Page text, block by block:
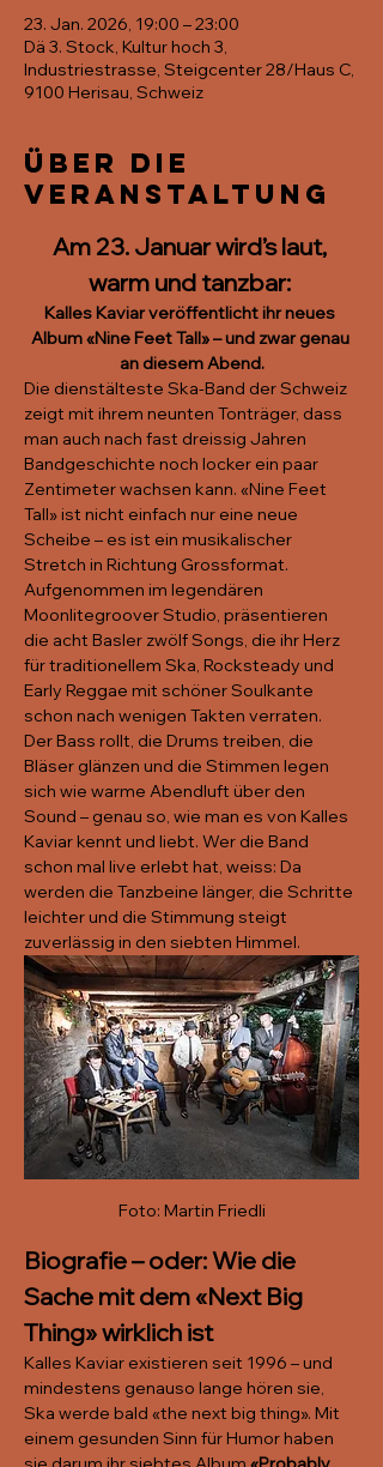
23. Jan. 2026, 19:00 – 23:00
Dä 3. Stock, Kultur hoch 3,
Industriestrasse, Steigcenter 28/Haus C,
9100 Herisau, Schweiz
Über die
Veranstaltung
Am 23. Januar wird’s laut,
warm und tanzbar:
Kalles Kaviar veröffentlicht ihr neues
Album «Nine Feet Tall» – und zwar genau
an diesem Abend.
Die dienstälteste Ska-Band der Schweiz
zeigt mit ihrem neunten Tonträger, dass
man auch nach fast dreissig Jahren
Bandgeschichte noch locker ein paar
Zentimeter wachsen kann. «Nine Feet
Tall» ist nicht einfach nur eine neue
Scheibe – es ist ein musikalischer
Stretch in Richtung Grossformat.
Aufgenommen im legendären
Moonlitegroover Studio, präsentieren
die acht Basler zwölf Songs, die ihr Herz
für traditionellem Ska, Rocksteady und
Early Reggae mit schöner Soulkante
schon nach wenigen Takten verraten.
Der Bass rollt, die Drums treiben, die
Bläser glänzen und die Stimmen legen
sich wie warme Abendluft über den
Sound – genau so, wie man es von Kalles
Kaviar kennt und liebt. Wer die Band
schon mal live erlebt hat, weiss: Da
werden die Tanzbeine länger, die Schritte
leichter und die Stimmung steigt
zuverlässig in den siebten Himmel.
Foto: Martin Friedli
Biografie – oder: Wie die
Sache mit dem «Next Big
Thing» wirklich ist
Kalles Kaviar existieren seit 1996 – und
mindestens genauso lange hören sie,
Ska werde bald «the next big thing». Mit
einem gesunden Sinn für Humor haben